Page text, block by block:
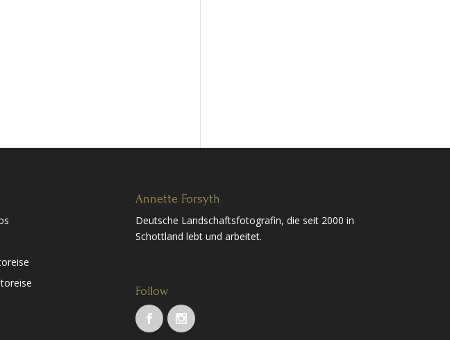
Annette Forsyth
Deutsche Landschaftsfotografin, die seit 2000 in
Schottland lebt und arbeitet.
Follow